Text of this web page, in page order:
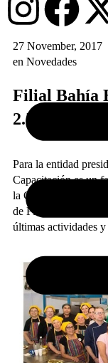
27 November, 2017
en Novedades
Filial Bahía
2.500
Para la entidad
Capacitación es un
la Gastronomía, se
de FEHGRA. En
últimas actividades y